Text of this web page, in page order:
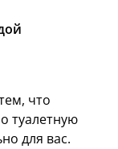
что
туалетную
для вас.